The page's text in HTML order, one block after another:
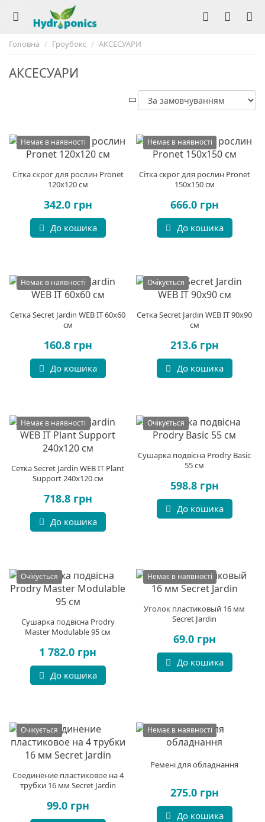
Головна Гроубокс АКСЕСУАРИ
АКСЕСУАРИ
Немає в наявності
Сітка скрог для рослин Pronet
120x120 см
342.0 грн
До кошика
Немає в наявності
Сітка скрог для рослин Pronet
150x150 см
666.0 грн
До кошика
Немає в наявності
Сетка Secret Jardin WEB IT 60x60
см
160.8 грн
До кошика
Очікується
Сетка Secret Jardin WEB IT 90x90
см
213.6 грн
До кошика
Немає в наявності
Сетка Secret Jardin WEB IT Plant
Support 240x120 см
718.8 грн
До кошика
Очікується
Сушарка подвісна Prodry Basic
55 см
598.8 грн
До кошика
Очікується
Сушарка подвісна Prodry
Master Modulable 95 см
1 782.0 грн
До кошика
Немає в наявності
Уголок пластиковый 16 мм
Secret Jardin
69.0 грн
До кошика
Очікується
Cоединение пластиковое на 4
трубки 16 мм Secret Jardin
99.0 грн
Немає в наявності
Ремені для обладнання
275.0 грн
До кошика